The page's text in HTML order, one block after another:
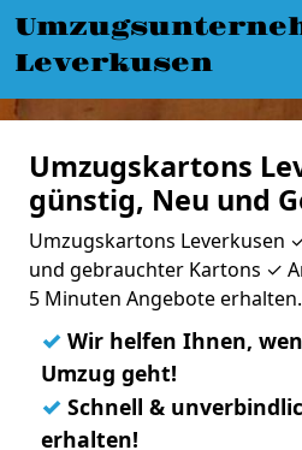
Leverkusen
Umzugskartons
günstig, Neu und
Umzugskartons Leverkusen
und gebrauchter Kartons ✓
5 Minuten Angebote erhalten.
✓ Wir helfen Ihnen,
Umzug geht!
✓ Schnell &
erhalten!